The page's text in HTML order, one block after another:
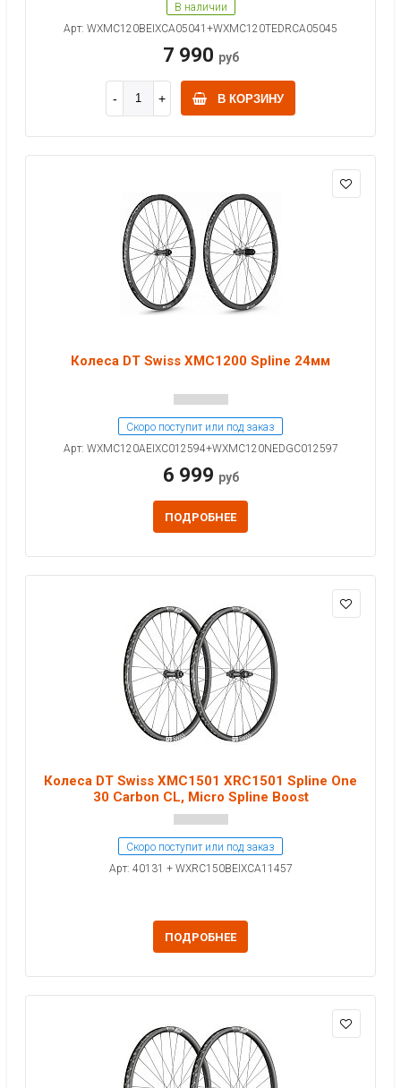
В наличии
Арт: WXMC120BEIXCA05041+WXMC120TEDRCA05045
7 990 руб
В КОРЗИНУ
Колеса DT Swiss XMC1200 Spline 24мм
Скоро поступит или под заказ
Арт: WXMC120AEIXC012594+WXMC120NEDGC012597
6 999 руб
ПОДРОБНЕЕ
Колеса DT Swiss XMC1501 XRC1501 Spline One
30 Carbon CL, Micro Spline Boost
Скоро поступит или под заказ
Арт: 40131 + WXRC150BEIXCA11457
ПОДРОБНЕЕ